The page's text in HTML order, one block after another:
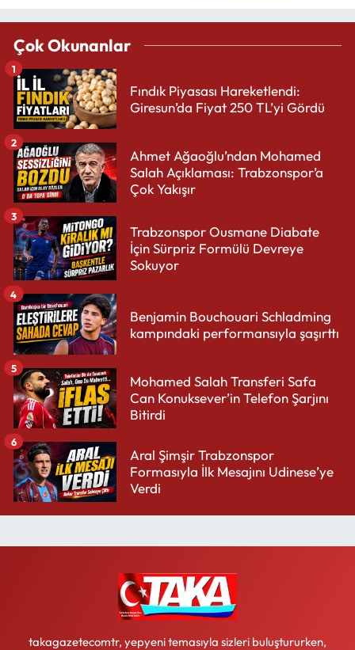
Çok Okunanlar
Fındık Piyasası Hareketlendi:
Giresun’da Fiyat 250 TL’yi Gördü
1
Ahmet Ağaoğlu’ndan Mohamed
Salah Açıklaması: Trabzonspor’a
Çok Yakışır
2
Trabzonspor Ousmane Diabate
İçin Sürpriz Formülü Devreye
Sokuyor
3
Benjamin Bouchouari Schladming
kampındaki performansıyla şaşırttı
4
Mohamed Salah Transferi Safa
Can Konuksever’in Telefon Şarjını
Bitirdi
5
Aral Şimşir Trabzonspor
Formasıyla İlk Mesajını Udinese’ye
Verdi
6
takagazetecomtr, yepyeni temasıyla sizleri buluştururken,